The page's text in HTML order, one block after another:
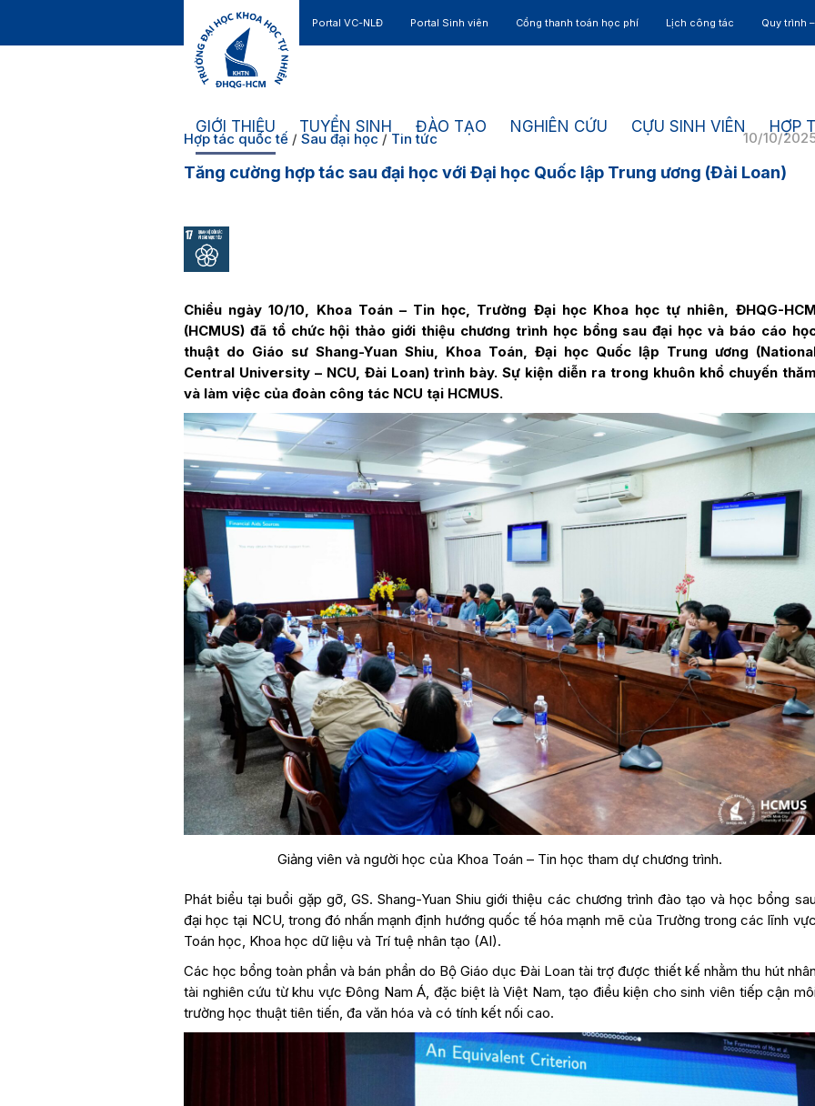
Portal VC-NLĐ Portal Sinh viên Cổng thanh toán học phí Lịch công tác Quy trình
GIỚI THIỆU TUYỂN SINH ĐÀO TẠO NGHIÊN CỨU CỰU SINH VIÊN HỢP
10/10/
Hợp tác quốc tế / Sau đại học / Tin tức
Tăng cường hợp tác sau đại học với Đại học Quốc lập Trung ương (Đài Loan)
Chiều ngày 10/10, Khoa Toán – Tin học, Trường Đại học Khoa học tự nhiên, ĐHQG-HCM
(HCMUS) đã tổ chức hội thảo giới thiệu chương trình học bổng sau đại học và báo cáo
thuật do Giáo sư Shang-Yuan Shiu, Khoa Toán, Đại học Quốc lập Trung ương
Central University – NCU, Đài Loan) trình bày. Sự kiện diễn ra trong khuôn khổ chuyến thăm
và làm việc của đoàn công tác NCU tại HCMUS.
Giảng viên và người học của Khoa Toán – Tin học tham dự chương trình.
Phát biểu tại buổi gặp gỡ, GS. Shang-Yuan Shiu giới thiệu các chương trình đào tạo và học bổng sau
đại học tại NCU, trong đó nhấn mạnh định hướng quốc tế hóa mạnh mẽ của Trường trong các lĩnh vực
Toán học, Khoa học dữ liệu và Trí tuệ nhân tạo (AI).
Các học bổng toàn phần và bán phần do Bộ Giáo dục Đài Loan tài trợ được thiết kế nhằm thu hút nhân
tài nghiên cứu từ khu vực Đông Nam Á, đặc biệt là Việt Nam, tạo điều kiện cho sinh viên tiếp cận môi
trường học thuật tiên tiến, đa văn hóa và có tính kết nối cao.